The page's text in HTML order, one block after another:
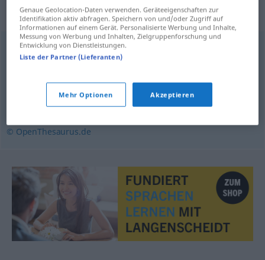
Synonyme für "Vorhaltung"
Klage,Beschwerde
Unterstellung,Verdächtigung,Beschuldigung,
Belastung,Bezichtigung,Anschuldigung,Vorwurf
© OpenThesaurus.de
Genaue Geolocation-Daten verwenden. Geräteeigenschaften zur
Identifikation aktiv abfragen. Speichern von und/oder Zugriff auf
Informationen auf einem Gerät. Personalisierte Werbung und Inhalte,
Messung von Werbung und Inhalten, Zielgruppenforschung und
Entwicklung von Dienstleistungen.
Liste der Partner (Lieferanten)
Mehr Optionen Akzeptieren